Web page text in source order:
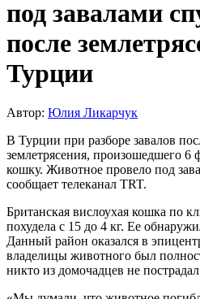
под завалами
после
Турции
Автор: Юлия Ликарчук
В Турции при разборе завалов
землетрясения, произошедшего
кошку. Животное провело под
сообщает телеканал TRT.
Британская вислоухая кошка по
похудела с 15 до 4 кг. Ее
Данный район оказался в
владелицы животного был
никто из домочадцев не